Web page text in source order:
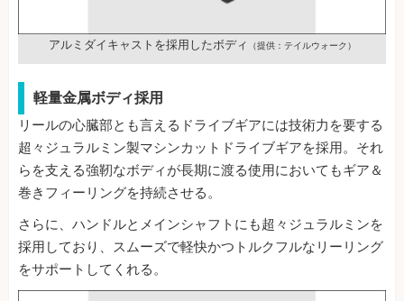
アルミダイキャストを採用したボディ （提供：テイルウォーク）
軽量金属ボディ採用
リールの心臓部とも言えるドライブギアには技術力を要する
超々ジュラルミン製マシンカットドライブギアを採用。それ
らを支える強靭なボディが長期に渡る使用においてもギア＆
巻きフィーリングを持続させる。
さらに、ハンドルとメインシャフトにも超々ジュラルミンを
採用しており、スムーズで軽快かつトルクフルなリーリング
をサポートしてくれる。